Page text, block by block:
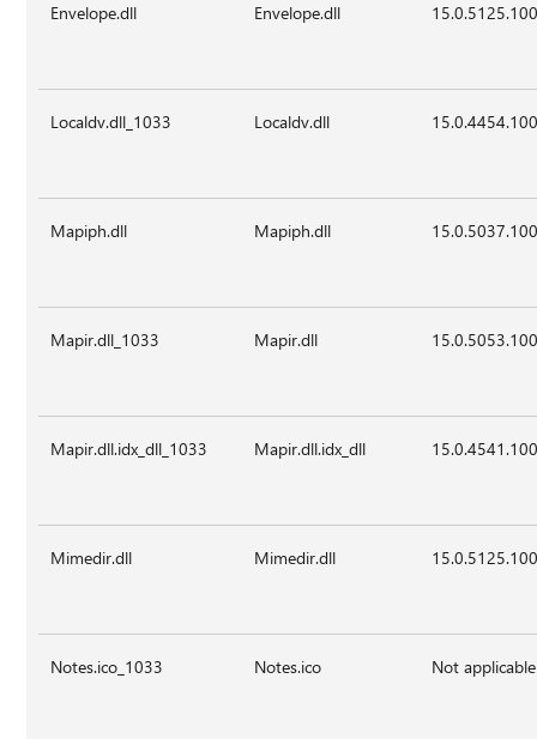
Envelope.dll Envelope.dll
Localdv.dll_1033 Localdv.dll
Mapiph.dll Mapiph.dll
Mapir.dll_1033 Mapir.dll
Mapir.dll.idx_dll_1033 Mapir.dll.idx_dll
Mimedir.dll Mimedir.dll
Notes.ico_1033 Notes.ico Not applicable